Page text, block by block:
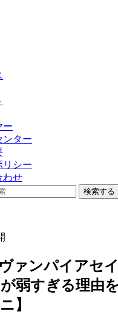
ー
ンター
リシー
わせ
検索する
ヴァンパイアセ
弱すぎる理由
】